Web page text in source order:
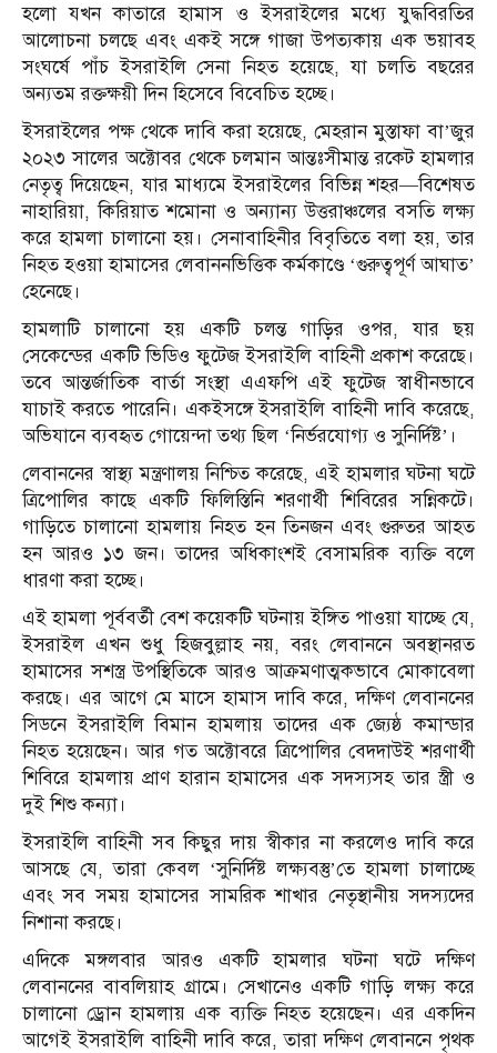
হলো যখন কাতারে হামাস ও ইসরাইলের মধ্যে যুদ্ধবিরতির
আলোচনা চলছে এবং একই সঙ্গে গাজা উপত্যকায় এক ভয়াবহ
সংঘর্ষে পাঁচ ইসরাইলি সেনা নিহত হয়েছে, যা চলতি বছরের
অন্যতম রক্তক্ষয়ী দিন হিসেবে বিবেচিত হচ্ছে।
ইসরাইলের পক্ষ থেকে দাবি করা হয়েছে, মেহরান মুস্তাফা বা’জুর
২০২৩ সালের অক্টোবর থেকে চলমান আন্তঃসীমান্ত রকেট হামলার
নেতৃত্ব দিয়েছেন, যার মাধ্যমে ইসরাইলের বিভিন্ন শহর—বিশেষত
নাহারিয়া, কিরিয়াত শমোনা ও অন্যান্য উত্তরাঞ্চলের বসতি লক্ষ্য
করে হামলা চালানো হয়। সেনাবাহিনীর বিবৃতিতে বলা হয়, তার
নিহত হওয়া হামাসের লেবাননভিত্তিক কর্মকাণ্ডে ‘গুরুত্বপূর্ণ আঘাত’
হেনেছে।
হামলাটি চালানো হয় একটি চলন্ত গাড়ির ওপর, যার ছয়
সেকেন্ডের একটি ভিডিও ফুটেজ ইসরাইলি বাহিনী প্রকাশ করেছে।
তবে আন্তর্জাতিক বার্তা সংস্থা এএফপি এই ফুটেজ স্বাধীনভাবে
যাচাই করতে পারেনি। একইসঙ্গে ইসরাইলি বাহিনী দাবি করেছে,
অভিযানে ব্যবহৃত গোয়েন্দা তথ্য ছিল ‘নির্ভরযোগ্য ও সুনির্দিষ্ট’।
লেবাননের স্বাস্থ্য মন্ত্রণালয় নিশ্চিত করেছে, এই হামলার ঘটনা ঘটে
ত্রিপোলির কাছে একটি ফিলিস্তিনি শরণার্থী শিবিরের সন্নিকটে।
গাড়িতে চালানো হামলায় নিহত হন তিনজন এবং গুরুতর আহত
হন আরও ১৩ জন। তাদের অধিকাংশই বেসামরিক ব্যক্তি বলে
ধারণা করা হচ্ছে।
এই হামলা পূর্ববর্তী বেশ কয়েকটি ঘটনায় ইঙ্গিত পাওয়া যাচ্ছে যে,
ইসরাইল এখন শুধু হিজবুল্লাহ নয়, বরং লেবাননে অবস্থানরত
হামাসের সশস্ত্র উপস্থিতিকে আরও আক্রমণাত্মকভাবে মোকাবেলা
করছে। এর আগে মে মাসে হামাস দাবি করে, দক্ষিণ লেবাননের
সিডনে ইসরাইলি বিমান হামলায় তাদের এক জ্যেষ্ঠ কমান্ডার
নিহত হয়েছেন। আর গত অক্টোবরে ত্রিপোলির বেদদাউই শরণার্থী
শিবিরে হামলায় প্রাণ হারান হামাসের এক সদস্যসহ তার স্ত্রী ও
দুই শিশু কন্যা।
ইসরাইলি বাহিনী সব কিছুর দায় স্বীকার না করলেও দাবি করে
আসছে যে, তারা কেবল ‘সুনির্দিষ্ট লক্ষ্যবস্তু’তে হামলা চালাচ্ছে
এবং সব সময় হামাসের সামরিক শাখার নেতৃস্থানীয় সদস্যদের
নিশানা করছে।
এদিকে মঙ্গলবার আরও একটি হামলার ঘটনা ঘটে দক্ষিণ
লেবাননের বাবলিয়াহ গ্রামে। সেখানেও একটি গাড়ি লক্ষ্য করে
চালানো ড্রোন হামলায় এক ব্যক্তি নিহত হয়েছেন। এর একদিন
আগেই ইসরাইলি বাহিনী দাবি করে, তারা দক্ষিণ লেবাননে পৃথক